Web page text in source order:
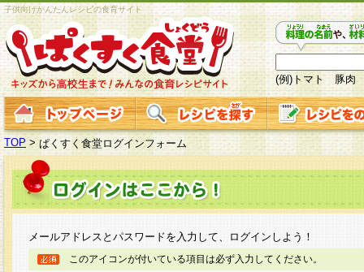
子供向けかんたんレシピの食育サイト
(例)トマト 豚肉
TOP > ぱくすく食堂ログインフォーム
メールアドレスとパスワードを入力して、ログインしよう！
このアイコンが付いている項目は必ず入力してください。